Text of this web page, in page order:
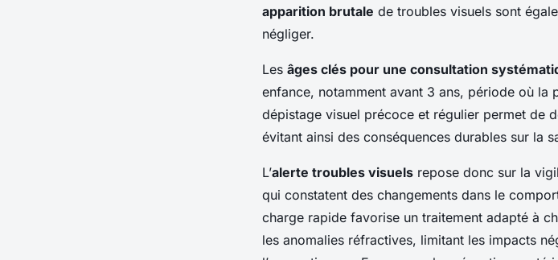
apparition brutale de troubles visuels sont
négliger.
Les âges clés pour une consultation
enfance, notamment avant 3 ans, période où la
dépistage visuel précoce et régulier permet de
évitant ainsi des conséquences durables sur la
L’alerte troubles visuels repose donc sur la
qui constatent des changements dans le
charge rapide favorise un traitement adapté à
les anomalies réfractives, limitant les impacts